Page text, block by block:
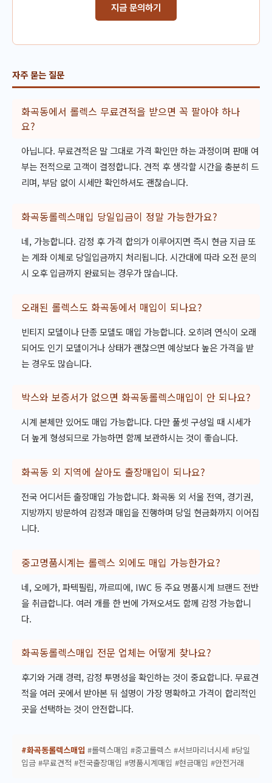
지금 문의하기
자주 묻는 질문
화곡동에서 롤렉스 무료견적을 받으면 꼭 팔아야 하나
요?
아닙니다. 무료견적은 말 그대로 가격 확인만 하는 과정이며 판매 여
부는 전적으로 고객이 결정합니다. 견적 후 생각할 시간을 충분히 드
리며, 부담 없이 시세만 확인하셔도 괜찮습니다.
화곡동롤렉스매입 당일입금이 정말 가능한가요?
네, 가능합니다. 감정 후 가격 합의가 이루어지면 즉시 현금 지급 또
는 계좌 이체로 당일입금까지 처리됩니다. 시간대에 따라 오전 문의
시 오후 입금까지 완료되는 경우가 많습니다.
오래된 롤렉스도 화곡동에서 매입이 되나요?
빈티지 모델이나 단종 모델도 매입 가능합니다. 오히려 연식이 오래
되어도 인기 모델이거나 상태가 괜찮으면 예상보다 높은 가격을 받
는 경우도 많습니다.
박스와 보증서가 없으면 화곡동롤렉스매입이 안 되나요?
시계 본체만 있어도 매입 가능합니다. 다만 풀셋 구성일 때 시세가
더 높게 형성되므로 가능하면 함께 보관하시는 것이 좋습니다.
화곡동 외 지역에 살아도 출장매입이 되나요?
전국 어디서든 출장매입 가능합니다. 화곡동 외 서울 전역, 경기권,
지방까지 방문하여 감정과 매입을 진행하며 당일 현금화까지 이어집
니다.
중고명품시계는 롤렉스 외에도 매입 가능한가요?
네, 오메가, 파텍필립, 까르띠에, IWC 등 주요 명품시계 브랜드 전반
을 취급합니다. 여러 개를 한 번에 가져오셔도 함께 감정 가능합니
다.
화곡동롤렉스매입 전문 업체는 어떻게 찾나요?
후기와 거래 경력, 감정 투명성을 확인하는 것이 중요합니다. 무료견
적을 여러 곳에서 받아본 뒤 설명이 가장 명확하고 가격이 합리적인
곳을 선택하는 것이 안전합니다.
#화곡동롤렉스매입 #롤렉스매입 #중고롤렉스 #서브마리너시세 #당일
입금 #무료견적 #전국출장매입 #명품시계매입 #현금매입 #안전거래